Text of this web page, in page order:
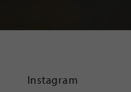
Instagram